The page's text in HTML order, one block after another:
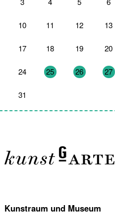
10 11 12 13
17 18 19 20
24 25 26 27
31
Kunstraum und Museum